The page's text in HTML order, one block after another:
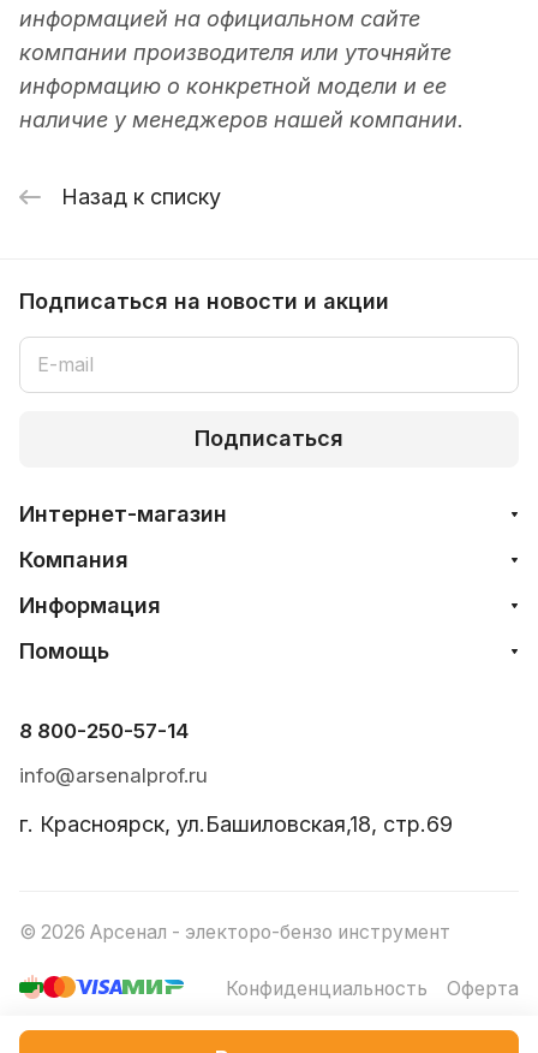
информацией на официальном сайте
компании производителя или уточняйте
информацию о конкретной модели и ее
наличие у менеджеров нашей компании.
Назад к списку
Подписаться на новости и акции
Подписаться
Интернет-магазин
Компания
Информация
Помощь
8 800-250-57-14
info@arsenalprof.ru
г. Красноярск, ул.Башиловская,18, стр.69
© 2026 Арсенал - электоро-бензо инструмент
Конфиденциальность Оферта